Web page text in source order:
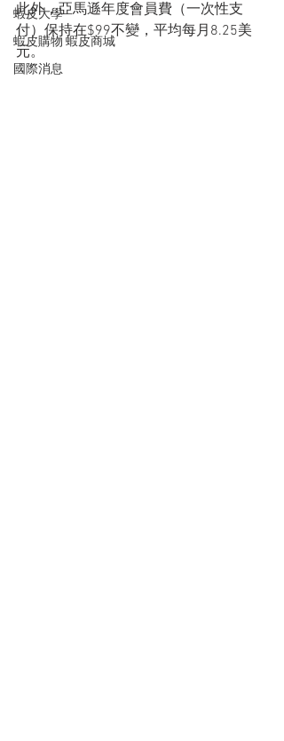
蝦皮大學
蝦皮購物 蝦皮商城
國際消息
此外，亞馬遜年度會員費（一次性支
付）保持在$99不變，平均每月8.25美
元。